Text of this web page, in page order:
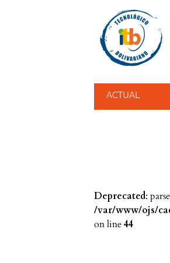
ACTUAL
Deprecated:
/var/www/ojs/
on line44